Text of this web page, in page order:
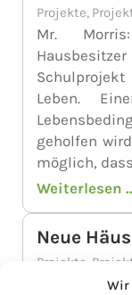
Wir
Projekte,
Mr.
Schulprojekt
Leben.
geholfen
möglich,
Weiterlesen
Neue
Projekte